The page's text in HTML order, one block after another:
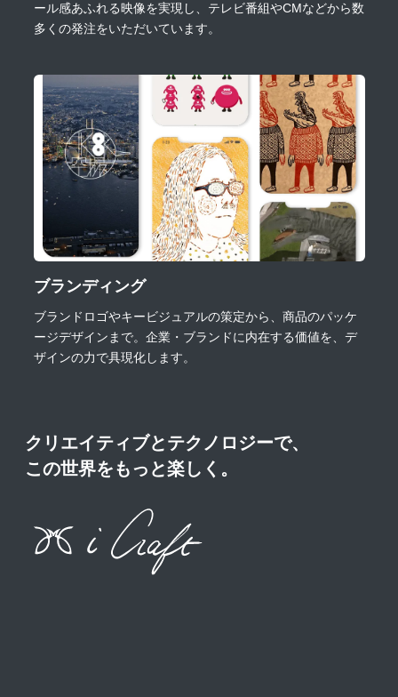
ール感あふれる映像を実現し、テレビ番組やCMなどから数
多くの発注をいただいています。
ブランディング
ブランドロゴやキービジュアルの策定から、商品のパッケ
ージデザインまで。企業・ブランドに内在する価値を、デ
ザインの力で具現化します。
クリエイティブとテクノロジーで、
この世界をもっと楽しく。